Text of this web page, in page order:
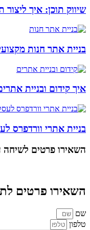
שיווק תוכן: איך ליצור
בניית אתר חנות
איך קידום ובניית
בניית אתרי וורדפרס
השאירו פרטים לשיחה
השאירו פרטים
שם
טלפון